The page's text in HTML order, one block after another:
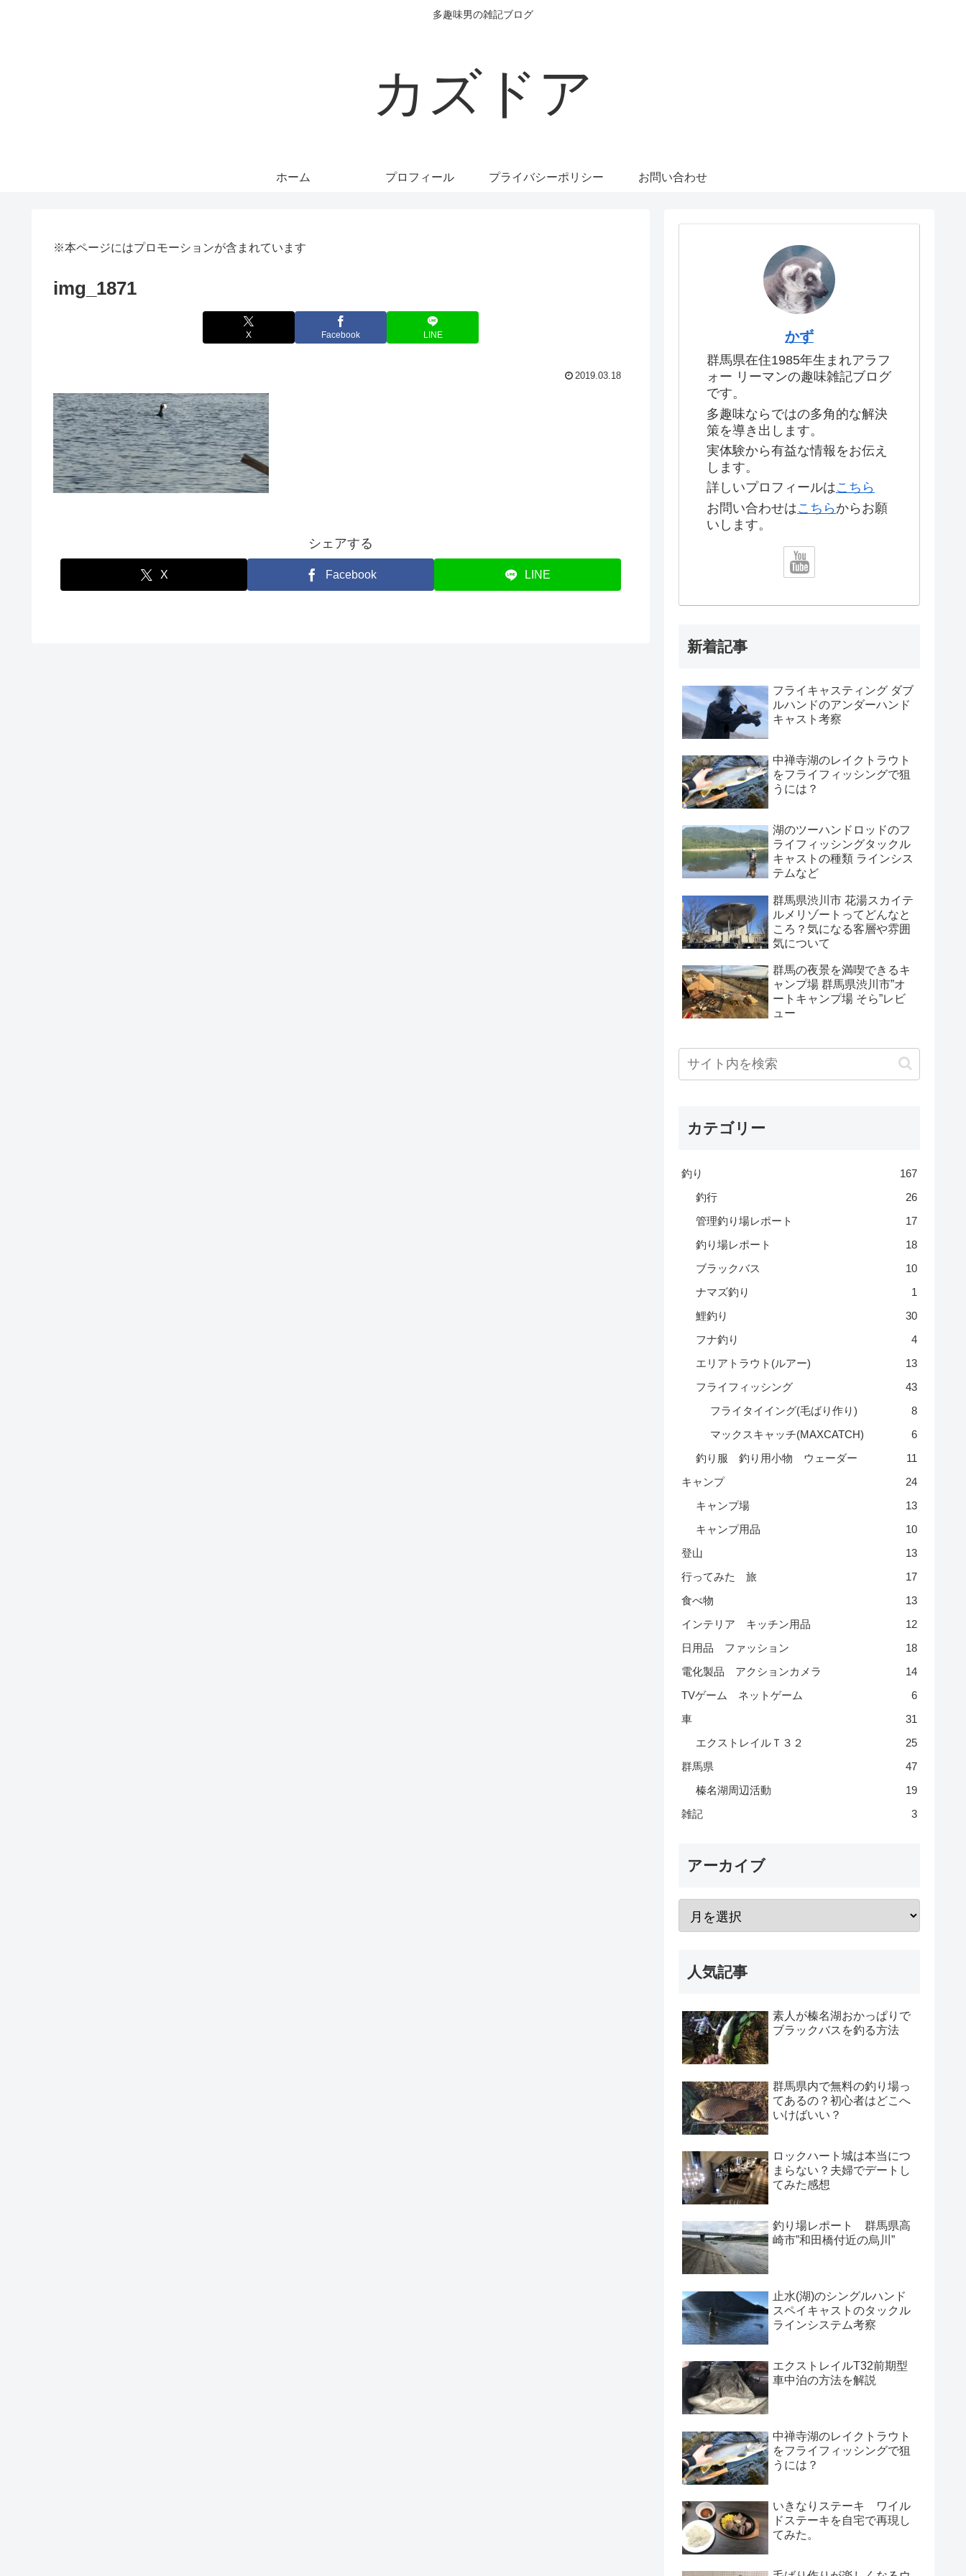
多趣味男の雑記ブログ
カズドア
ホーム プロフィール プライバシーポリシー お問い合わせ
※本ページにはプロモーションが含まれています
img_1871
X Facebook LINE
2019.03.18
シェアする
X Facebook LINE
かず
群馬県在住1985年生まれアラフ
ォー リーマンの趣味雑記ブログ
です。
多趣味ならではの多角的な解決
策を導き出します。
実体験から有益な情報をお伝え
します。
詳しいプロフィールはこちら
お問い合わせはこちら からお願
いします。
新着記事
フライキャスティング ダブ
ルハンドのアンダーハンド
キャスト考察
中禅寺湖のレイクトラウト
をフライフィッシングで狙
うには？
湖のツーハンドロッドのフ
ライフィッシングタックル
キャストの種類 ラインシス
テムなど
群馬県渋川市 花湯スカイテ
ルメリゾートってどんなと
ころ？気になる客層や雰囲
気について
群馬の夜景を満喫できるキ
ャンプ場 群馬県渋川市”オ
ートキャンプ場 そら”レビ
ュー
カテゴリー
釣り
167
釣行
26
管理釣り場レポート
17
釣り場レポート
18
ブラックバス
10
ナマズ釣り
1
鯉釣り
30
フナ釣り
4
エリアトラウト(ルアー)
13
フライフィッシング
43
フライタイイング(毛ばり作り)
8
マックスキャッチ(MAXCATCH)
6
釣り服 釣り用小物 ウェーダー
11
キャンプ
24
キャンプ場
13
キャンプ用品
10
登山
13
行ってみた 旅
17
食べ物
13
インテリア キッチン用品
12
日用品 ファッション
18
電化製品 アクションカメラ
14
TVゲーム ネットゲーム
6
車
31
エクストレイルＴ３２
25
群馬県
47
榛名湖周辺活動
19
雑記
3
アーカイブ
人気記事
素人が榛名湖おかっぱりで
ブラックバスを釣る方法
群馬県内で無料の釣り場っ
てあるの？初心者はどこへ
いけばいい？
ロックハート城は本当につ
まらない？夫婦でデートし
てみた感想
釣り場レポート 群馬県高
崎市”和田橋付近の烏川”
止水(湖)のシングルハンド
スペイキャストのタックル
ラインシステム考察
エクストレイルT32前期型
車中泊の方法を解説
中禅寺湖のレイクトラウト
をフライフィッシングで狙
うには？
いきなりステーキ ワイル
ドステーキを自宅で再現し
てみた。